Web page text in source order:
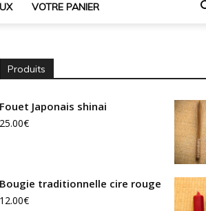
VOTRE PANIER
Produits
Fouet Japonais shinai
25.00€
Bougie traditionnelle cire rouge
12.00€